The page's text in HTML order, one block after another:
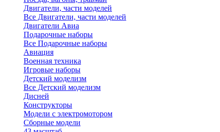
Двигатели, части моделей
Все Двигатели, части моделей
Двигатели Авиа
Подарочные наборы
Все Подарочные наборы
Авиация
Военная техника
Игровые наборы
Детский моделизм
Все Детский моделизм
Дисней
Конструкторы
Модели с электромотором
Сборные модели